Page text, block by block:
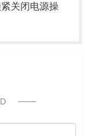
关闭电源操